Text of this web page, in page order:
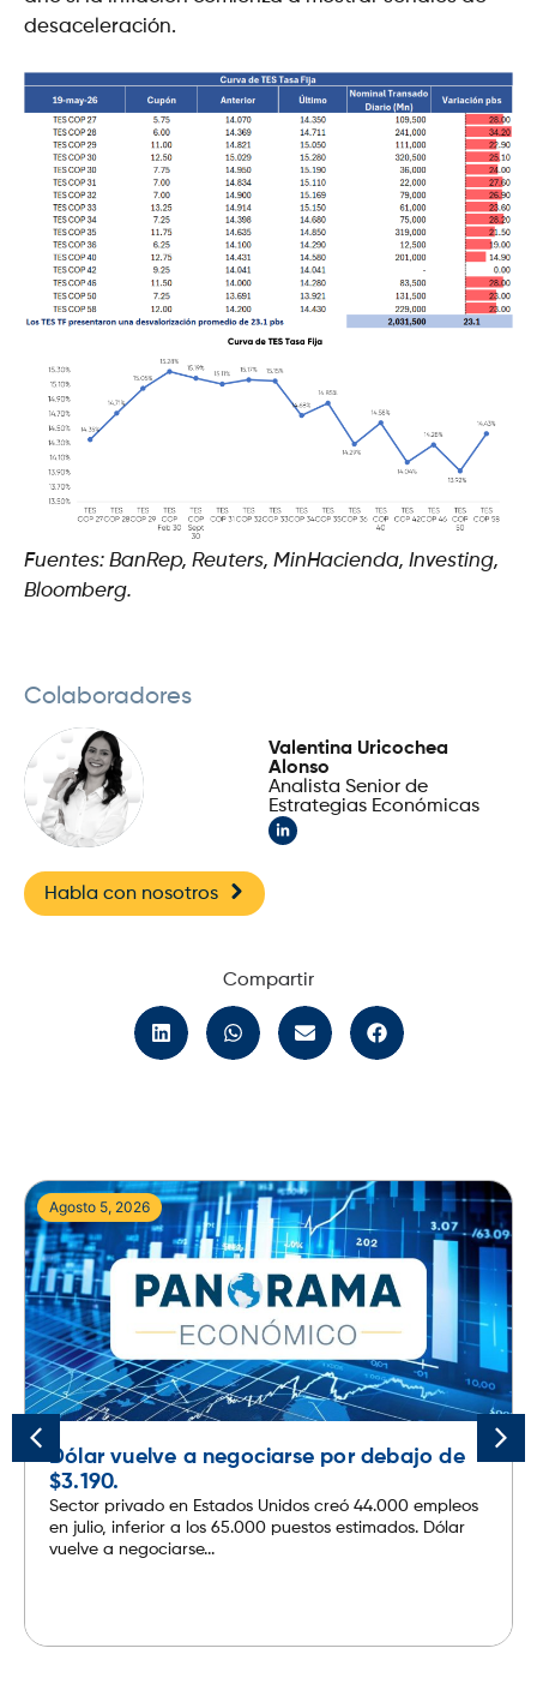
desaceleración.
Fuentes: BanRep, Reuters, MinHacienda, Investing,
Bloomberg.
Colaboradores
Valentina Uricochea
Alonso
Analista Senior de
Estrategias Económicas
Habla con nosotros
Compartir
Agosto 5, 2026
Dólar vuelve a negociarse por debajo de
$3.190.
Sector privado en Estados Unidos creó 44.000 empleos
en julio, inferior a los 65.000 puestos estimados. Dólar
vuelve a negociarse...